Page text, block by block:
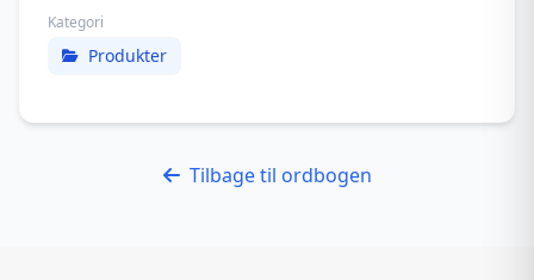
Kategori
Produkter
Tilbage til ordbogen